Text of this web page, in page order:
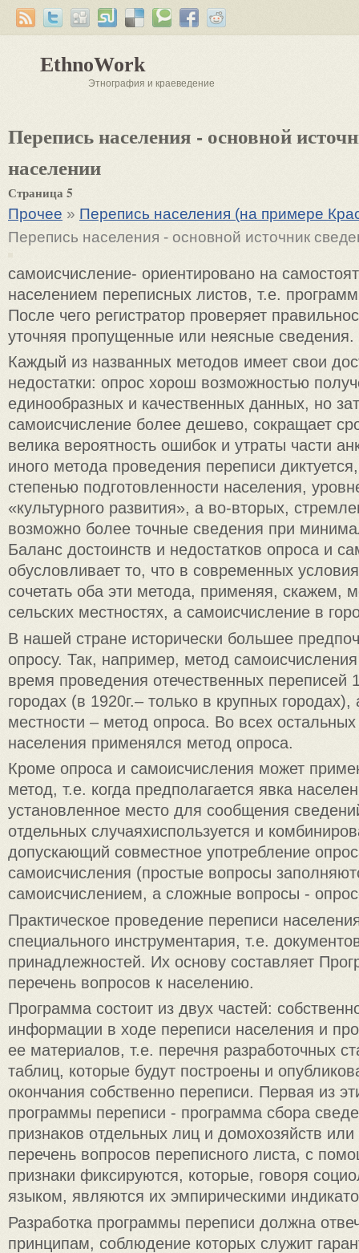
EthnoWork
Этнография и краеведение
Перепись населения - основной
населении
Страница 5
Прочее » Перепись населения (на примере
Перепись населения - основной источник
самоисчисление- ориентировано на
населением переписных листов, т.е.
После чего регистратор проверяет
уточняя пропущенные или неясные сведения.
Каждый из названных методов имеет свои
недостатки: опрос хорош возможностью
единообразных и качественных данных, но
самоисчисление более дешево, сокращает
велика вероятность ошибок и утраты части
иного метода проведения переписи
степенью подготовленности населения,
«культурного развития», а во-вторых,
возможно более точные сведения при
Баланс достоинств и недостатков опроса и
обусловливает то, что в современных
сочетать оба эти метода, применяя, скажем,
сельских местностях, а самоисчисление в
В нашей стране исторически большее
опросу. Так, например, метод
время проведения отечественных переписей
городах (в 1920г.– только в крупных городах),
местности – метод опроса. Во всех
населения применялся метод опроса.
Кроме опроса и самоисчисления может
метод, т.е. когда предполагается явка
установленное место для сообщения
отдельных случаяхиспользуется и
допускающий совместное употребление
самоисчисления (простые вопросы
самоисчислением, а сложные вопросы -
Практическое проведение переписи
специального инструментария, т.е.
принадлежностей. Их основу составляет
перечень вопросов к населению.
Программа состоит из двух частей:
информации в ходе переписи населения и
ее материалов, т.е. перечня разработочных
таблиц, которые будут построены и
окончания собственно переписи. Первая из
программы переписи - программа сбора
признаков отдельных лиц и домохозяйств
перечень вопросов переписного листа, с
признаки фиксируются, которые, говоря
языком, являются их эмпирическими
Разработка программы переписи должна
принципам, соблюдение которых служит